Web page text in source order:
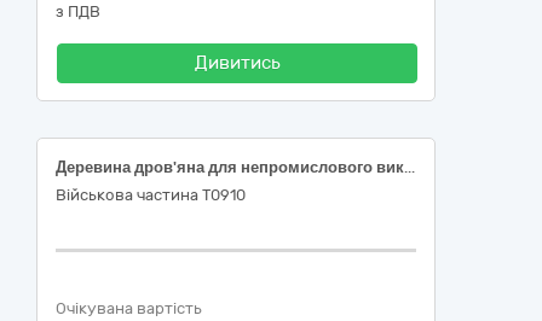
з ПДВ
Дивитись
Деревина дров'яна для непромислового використання
Військова частина Т0910
Очікувана вартість